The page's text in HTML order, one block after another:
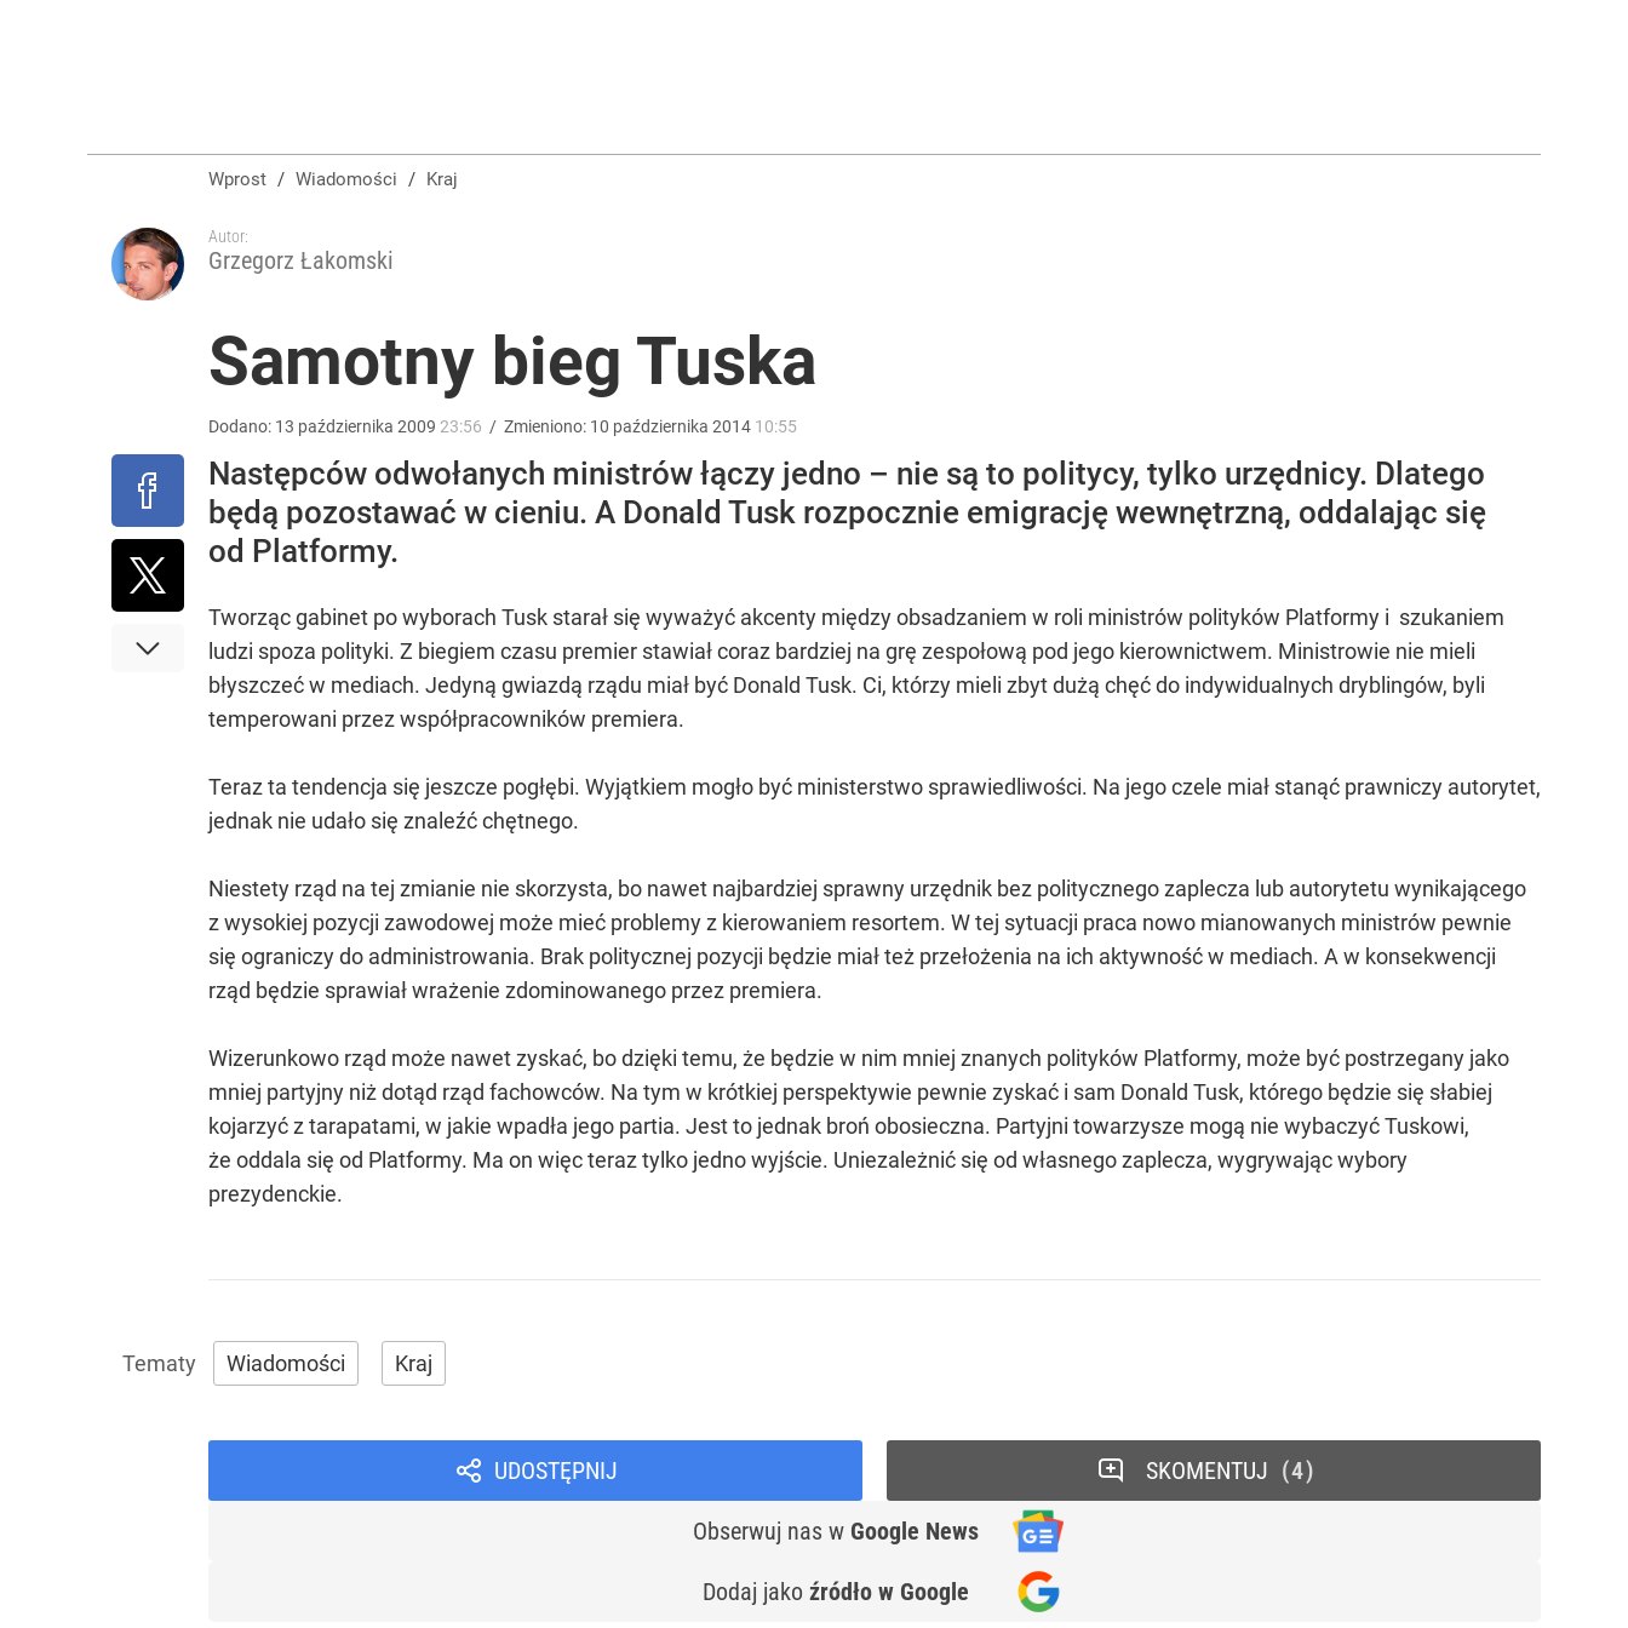
Wrze po roku Nawrockiego. „Największa hańba” kontra „Cała Europa nam go zazdrości”
Farmacja: wzrost pod presją. co czeka branżę do 2030 roku?
Wprost / Wiadomości / Kraj
Autor:
Grzegorz Łakomski
Samotny bieg Tuska
Dodano: 13 października 2009 23:56 / Zmieniono: 10 października 2014 10:55
Następców odwołanych ministrów łączy jedno – nie są to politycy, tylko urzędnicy. Dlatego
będą pozostawać w cieniu. A Donald Tusk rozpocznie emigrację wewnętrzną, oddalając się
od Platformy.
Tworząc gabinet po wyborach Tusk starał się wyważyć akcenty między obsadzaniem w roli ministrów polityków Platformy i szukaniem
ludzi spoza polityki. Z biegiem czasu premier stawiał coraz bardziej na grę zespołową pod jego kierownictwem. Ministrowie nie mieli
błyszczeć w mediach. Jedyną gwiazdą rządu miał być Donald Tusk. Ci, którzy mieli zbyt dużą chęć do indywidualnych dryblingów, byli
temperowani przez współpracowników premiera.
Teraz ta tendencja się jeszcze pogłębi. Wyjątkiem mogło być ministerstwo sprawiedliwości. Na jego czele miał stanąć prawniczy autorytet,
jednak nie udało się znaleźć chętnego.
Niestety rząd na tej zmianie nie skorzysta, bo nawet najbardziej sprawny urzędnik bez politycznego zaplecza lub autorytetu wynikającego
z wysokiej pozycji zawodowej może mieć problemy z kierowaniem resortem. W tej sytuacji praca nowo mianowanych ministrów pewnie
się ograniczy do administrowania. Brak politycznej pozycji będzie miał też przełożenia na ich aktywność w mediach. A w konsekwencji
rząd będzie sprawiał wrażenie zdominowanego przez premiera.
Wizerunkowo rząd może nawet zyskać, bo dzięki temu, że będzie w nim mniej znanych polityków Platformy, może być postrzegany jako
mniej partyjny niż dotąd rząd fachowców. Na tym w krótkiej perspektywie pewnie zyskać i sam Donald Tusk, którego będzie się słabiej
kojarzyć z tarapatami, w jakie wpadła jego partia. Jest to jednak broń obosieczna. Partyjni towarzysze mogą nie wybaczyć Tuskowi,
że oddala się od Platformy. Ma on więc teraz tylko jedno wyjście. Uniezależnić się od własnego zaplecza, wygrywając wybory
prezydenckie.
Wiadomości Kraj
UDOSTĘPNIJ
Obserwuj nas w Google News
Dodaj jako źródło w Google
SKOMENTUJ 4